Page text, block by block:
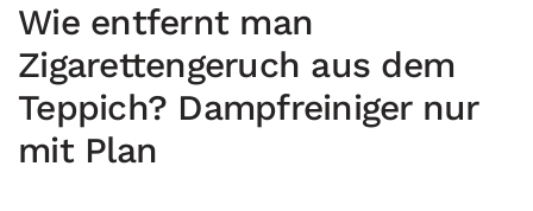
Wie entfernt man
Zigarettengeruch aus dem
Teppich? Dampfreiniger nur
mit Plan